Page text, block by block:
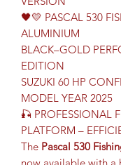
🖤💛 PASCAL 530
ALUMINIUM
BLACK–GOLD
EDITION
SUZUKI 60 HP
MODEL YEAR 2025
🎣 PROFESSIONAL
PLATFORM –
The Pascal 530